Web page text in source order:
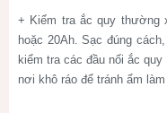
+ Kiểm tra ắc quy thường
hoặc 20Ah. Sạc đúng
kiểm tra các đầu nối ắc
nơi khô ráo để tránh ẩm làm